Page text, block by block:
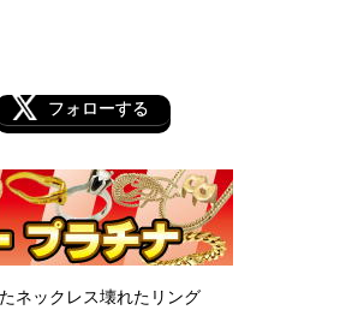
フォローする
ネックレス壊れたリング